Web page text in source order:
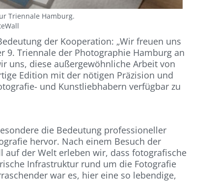
Triennale Hamburg.
der Kooperation: „Wir freuen uns
9. Triennale der Photographie Hamburg an
uns, diese außergewöhnliche Arbeit von
Edition mit der nötigen Präzision und
und Kunstliebhabern verfügbar zu
die Bedeutung professioneller
hervor. Nach einem Besuch der
auf der Welt erleben wir, dass fotografische
Infrastruktur rund um die Fotografie
war es, hier eine so lebendige,